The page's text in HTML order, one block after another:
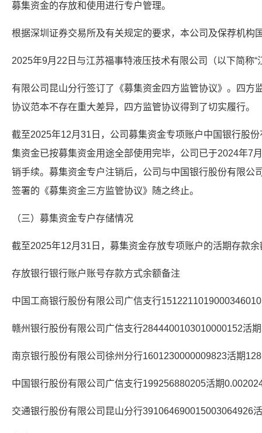
募集资金的存放和使用进行专户管理。
根据深圳证券交易所及有关规定的要求，本公司及保荐机构
2025年9月22日与江苏福事特液压技术有限公司（以下简称“
有限公司昆山分行签订了《募集资金四方监管协议》。四方
协议范本不存在重大差异，四方监管协议得到了切实履行。
截至2025年12月31日，公司募集资金专项账户中国银行股
集资金已按募集资金用途全部使用完毕，公司已于2024年7
销手续。募集资金专户注销后，公司与中国银行股份有限公
签署的《募集资金三方监管协议》随之终止。
（三）募集资金专户存储情况
截至2025年12月31日，募集资金存放专项账户的活期存款
存放银行银行账户账号存款方式余额备注
中国工商银行股份有限公司广信支行
赣州银行股份有限公司广信支行2844400103010000152活
南京银行股份有限公司徐州分行1601230000009823活期
中国银行股份有限公司广信支行199256880205活期
交通银行股份有限公司昆山分行391064690015003064926